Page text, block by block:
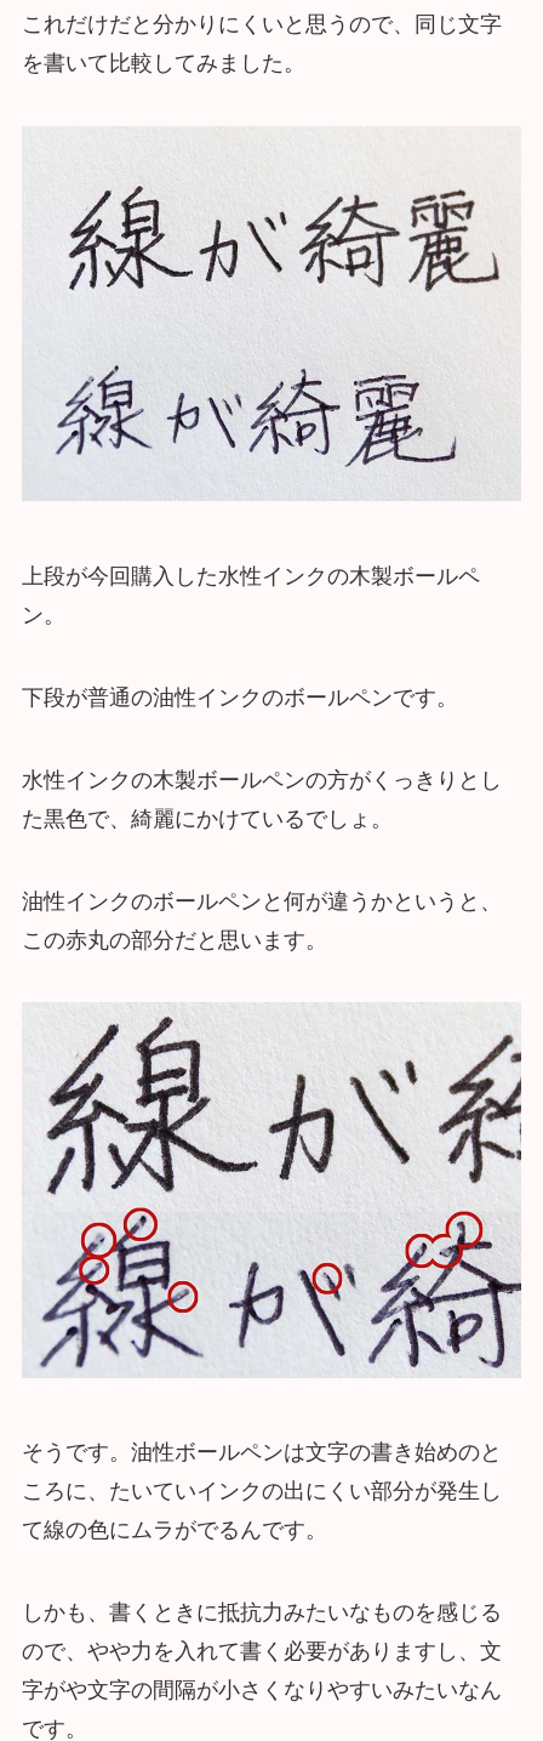
これだけだと分かりにくいと思うので、同じ文字
を書いて比較してみました。
上段が今回購入した水性インクの木製ボールペ
ン。
下段が普通の油性インクのボールペンです。
水性インクの木製ボールペンの方がくっきりとし
た黒色で、綺麗にかけているでしょ。
油性インクのボールペンと何が違うかというと、
この赤丸の部分だと思います。
そうです。油性ボールペンは文字の書き始めのと
ころに、たいていインクの出にくい部分が発生し
て線の色にムラがでるんです。
しかも、書くときに抵抗力みたいなものを感じる
ので、やや力を入れて書く必要がありますし、文
字がや文字の間隔が小さくなりやすいみたいなん
です。